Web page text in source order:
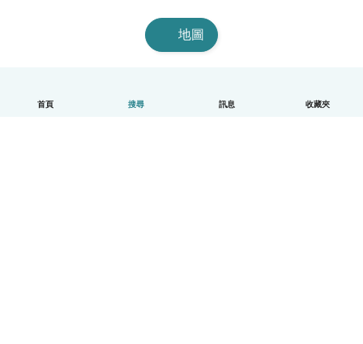
首頁 搜尋 訊息 收藏夾
地圖